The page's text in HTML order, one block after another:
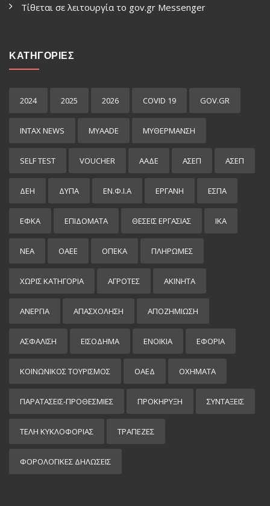
Τίθεται σε λειτουργία το gov.gr Μessenger
ΚΑΤΗΓΟΡΙΕΣ
2024 2025 2026 COVID 19 GOV.GR
INTAX NEWS MYAADE MYΘΈΡΜΑΝΣΗ
SELF TEST VOUCHER ΑΑΔΕ ΑΣΕΠ ΑΣΕΠ
ΔΕΗ ΔΥΠΑ ΕΝ.Φ.Ι.Α ΕΡΓΑΝΗ ΕΣΠΑ
ΕΦΚΑ ΕΠΙΔΌΜΑΤΑ ΘΕΣΕΙΣ ΕΡΓΑΣΙΑΣ ΙΚΑ
ΝΕΑ ΟΑΕΕ ΟΠΕΚΑ ΠΛΗΡΩΜΕΣ
ΧΩΡΊΣ ΚΑΤΗΓΟΡΊΑ ΑΓΡΟΤΕΣ ΑΚΙΝΗΤΑ
ΑΝΕΡΓΙΑ ΑΠΑΣΧΟΛΗΣΗ ΑΠΟΖΗΜΙΩΣΗ
ΑΣΦΑΛΙΣΗ ΕΙΣΌΔΗΜΑ ΕΝΟΙΚΙΑ ΕΦΟΡΙΑ
ΚΟΙΝΩΝΙΚΟΣ ΤΟΥΡΙΣΜΟΣ ΟΑΕΔ ΟΧΗΜΑΤΑ
ΠΑΡΑΤΑΣΕΙΣ-ΠΡΟΘΕΣΜΙΕΣ ΠΡΟΚΉΡΥΞΗ ΣΥΝΤΑΞΕΙΣ
ΤΕΛΗ ΚΥΚΛΟΦΟΡΙΑΣ ΤΡΑΠΕΖΕΣ
ΦΟΡΟΛΟΓΙΚΕΣ ΔΗΛΩΣΕΙΣ